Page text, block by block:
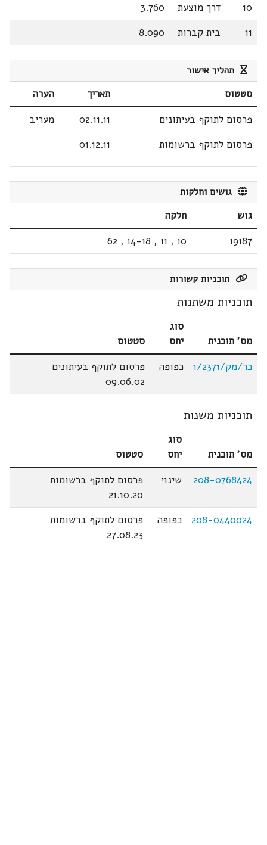
10 דרך מוצעת
3.760
11
בית קברות 8.090
תהליך אישור
סטטוס תאריך
הערה
פרסום לתוקף בעיתונים
02.11.11
מעריב
פרסום לתוקף ברשומות
01.12.11
גושים וחלקות
גוש
חלקה
19187
10
,
11
,
14-18
,
62
תוכניות קשורות
תוכניות משתנות
מס' תוכנית
סוג
יחס
סטטוס
כר/מק/1/2371
כפופה
פרסום לתוקף בעיתונים
09.06.02
תוכניות משנות
מס' תוכנית
סוג
יחס
סטטוס
208-0768424
שינוי
פרסום לתוקף ברשומות
21.10.20
208-0440024
כפופה
פרסום לתוקף ברשומות
27.08.23